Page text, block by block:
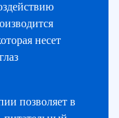
несет
позволяет в